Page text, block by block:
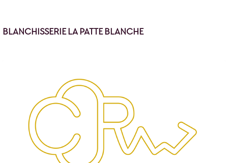
BLANCHISSERIE LA PATTE BLANCHE